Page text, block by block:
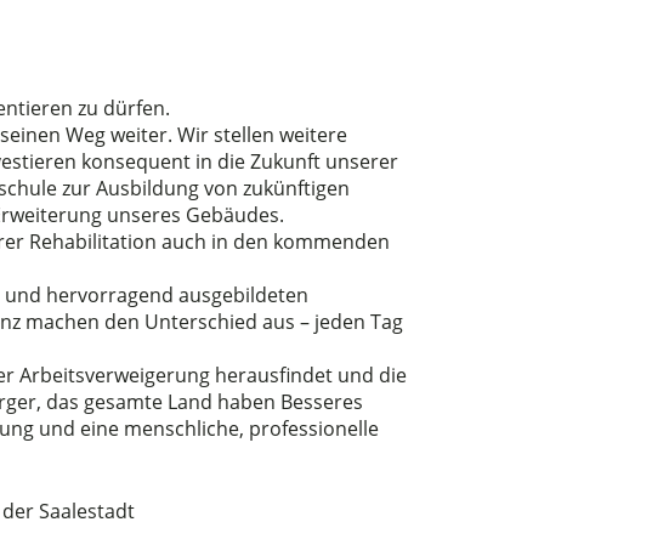
zu dürfen.
Weg weiter. Wir stellen weitere
konsequent in die Zukunft unserer
zur Ausbildung von zukünftigen
unseres Gebäudes.
Rehabilitation auch in den kommenden
hervorragend ausgebildeten
machen den Unterschied aus – jeden Tag
Arbeitsverweigerung herausfindet und die
das gesamte Land haben Besseres
und eine menschliche, professionelle
Saalestadt